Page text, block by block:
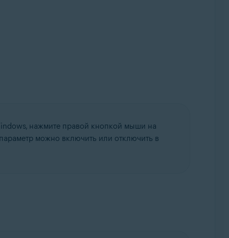
нажмите правой кнопкой мыши на
можно включить или отключить в